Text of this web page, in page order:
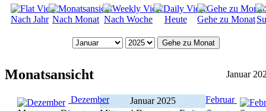
Nach Jahr Nach Monat Nach Woche Heute Gehe zu Monat
Gehe zu Monat
Monatsansicht Januar
Dezember Januar 2025
Februar